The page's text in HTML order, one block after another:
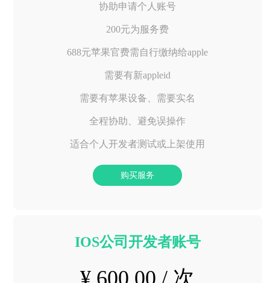
协助申请个人账号
200元为服务费
688元苹果官费需自行缴纳给apple
需要有新appleid
需要有苹果设备、需要实名
全程协助、避免误操作
适合个人开发者测试或上架使用
购买服务
IOS公司开发者账号
¥ 600.00 / 次